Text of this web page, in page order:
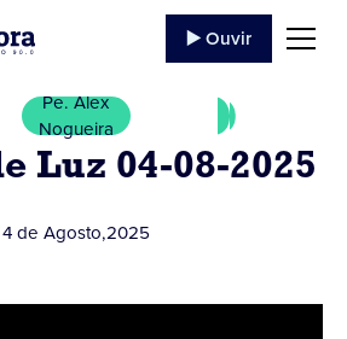
▶️ Ouvir
Pe. Alex
Nogueira
Luz 04-08-2025
4 de Agosto,2025